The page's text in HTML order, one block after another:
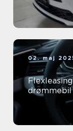
02. maj
drømmebil